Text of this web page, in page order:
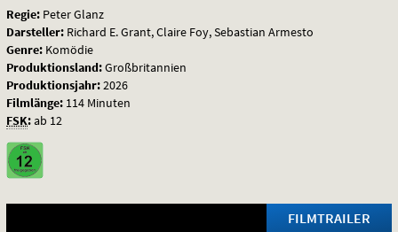
Regie: Peter Glanz
Darsteller: Richard E. Grant, Claire Foy, Sebastian Armesto
Genre: Komödie
Produktionsland:Großbritannien
Produktionsjahr:2026
Filmlänge: 114 Minuten
FSK:ab 12
FILMTRAILER